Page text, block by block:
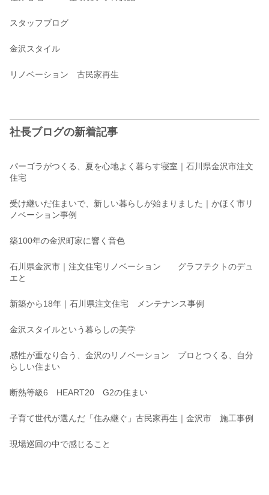
スタッフブログ
金沢スタイル
リノベーション 古民家再生
社長ブログの新着記事
パーゴラがつくる、夏を心地よく暮らす寝室｜石川県金沢市注文
住宅
受け継いだ住まいで、新しい暮らしが始まりました｜かほく市リ
ノベーション事例
築100年の金沢町家に響く音色
石川県金沢市｜注文住宅リノベーション グラフテクトのデュ
エと
新築から18年｜石川県注文住宅 メンテナンス事例
金沢スタイルという暮らしの美学
感性が重なり合う、金沢のリノベーション プロとつくる、自分
らしい住まい
断熱等級6 HEART20 G2の住まい
子育て世代が選んだ「住み継ぐ」古民家再生｜金沢市 施工事例
現場巡回の中で感じること